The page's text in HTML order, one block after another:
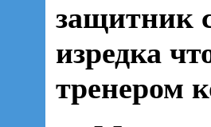
защитник
изредка
тренером